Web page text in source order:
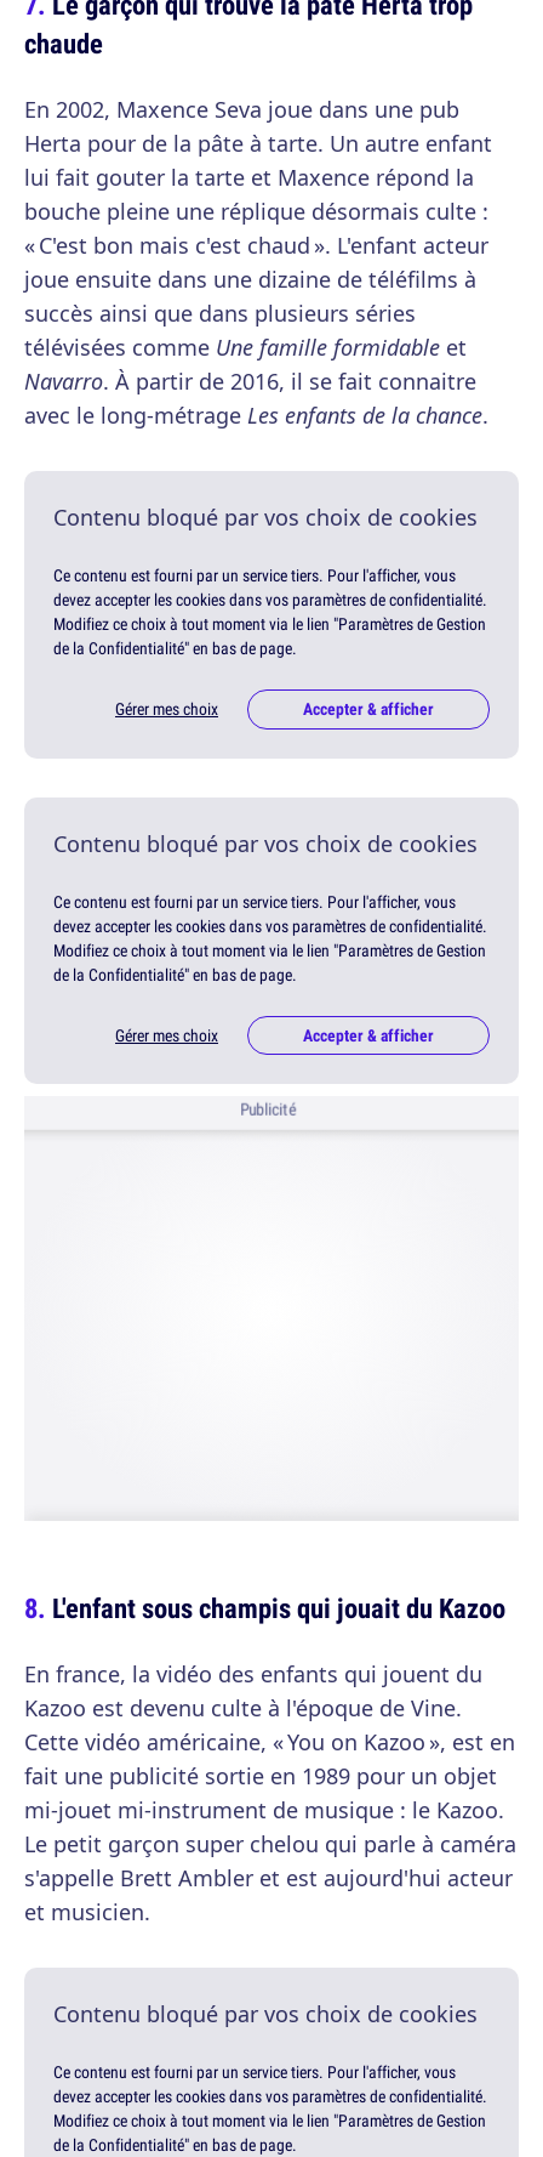
chaude
En 2002, Maxence Seva joue dans une pub
Herta pour de la pâte à tarte. Un autre enfant
lui fait gouter la tarte et Maxence répond la
bouche pleine une réplique désormais culte :
« C'est bon mais c'est chaud ». L'enfant acteur
joue ensuite dans une dizaine de téléfilms à
succès ainsi que dans plusieurs séries
télévisées comme Une famille formidable et
Navarro. À partir de 2016, il se fait connaitre
avec le long-métrage Les enfants de la chance.
Contenu bloqué par vos choix de cookies
Ce contenu est fourni par un service tiers. Pour l'afficher, vous
devez accepter les cookies dans vos paramètres de confidentialité.
Modifiez ce choix à tout moment via le lien "Paramètres de Gestion
de la Confidentialité" en bas de page.
Gérer mes choix Accepter & afficher
Contenu bloqué par vos choix de cookies
Ce contenu est fourni par un service tiers. Pour l'afficher, vous
devez accepter les cookies dans vos paramètres de confidentialité.
Modifiez ce choix à tout moment via le lien "Paramètres de Gestion
de la Confidentialité" en bas de page.
Gérer mes choix Accepter & afficher
Publicité
L'enfant sous champis qui jouait du Kazoo
En france, la vidéo des enfants qui jouent du
Kazoo est devenu culte à l'époque de Vine.
Cette vidéo américaine, « You on Kazoo », est en
fait une publicité sortie en 1989 pour un objet
mi-jouet mi-instrument de musique : le Kazoo.
Le petit garçon super chelou qui parle à caméra
s'appelle Brett Ambler et est aujourd'hui acteur
et musicien.
Contenu bloqué par vos choix de cookies
Ce contenu est fourni par un service tiers. Pour l'afficher, vous
devez accepter les cookies dans vos paramètres de confidentialité.
Modifiez ce choix à tout moment via le lien "Paramètres de Gestion
de la Confidentialité" en bas de page.